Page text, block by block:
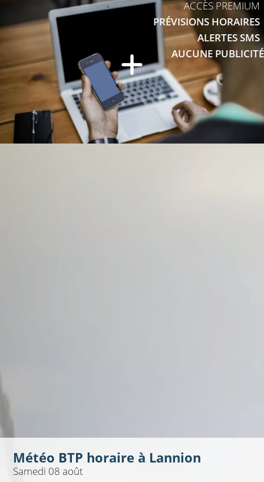
ACCÈS PREMIUM
PRÉVISIONS HORAIRES
ALERTES SMS
AUCUNE PUBLICITÉ
Météo BTP horaire à Lannion
Samedi 08 août